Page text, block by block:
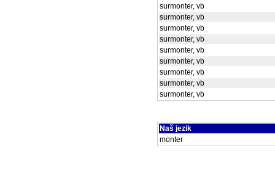
surmonter, vb
surmonter, vb
surmonter, vb
surmonter, vb
surmonter, vb
surmonter, vb
surmonter, vb
surmonter, vb
surmonter, vb
Naš jezik
monter